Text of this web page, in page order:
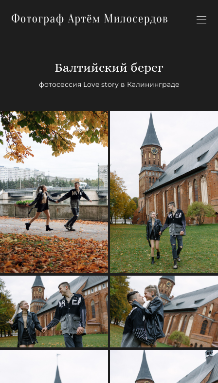
Балтийский берег
фотосессия Love story в Калининграде